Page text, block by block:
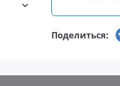
Поделиться: